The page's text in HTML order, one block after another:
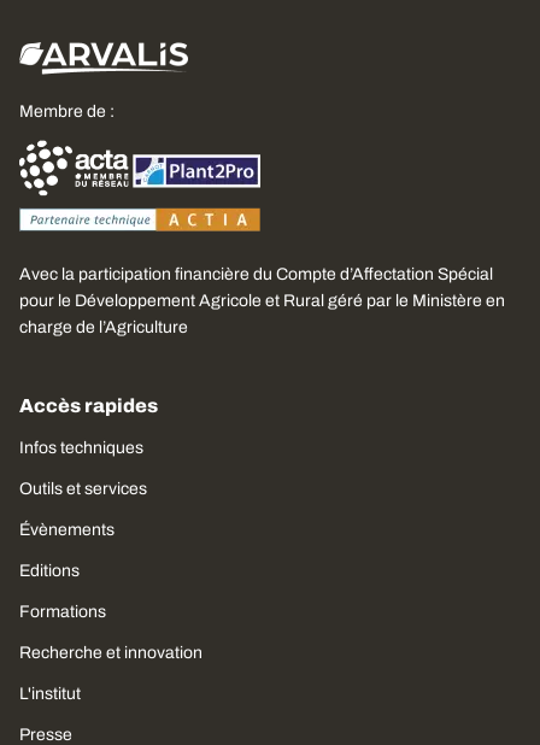
Membre de :
Avec la participation financière du Compte d’Affectation Spécial
pour le Développement Agricole et Rural géré par le Ministère en
charge de l’Agriculture
Accès rapides
Infos techniques
Outils et services
Évènements
Editions
Formations
Recherche et innovation
L'institut
Presse